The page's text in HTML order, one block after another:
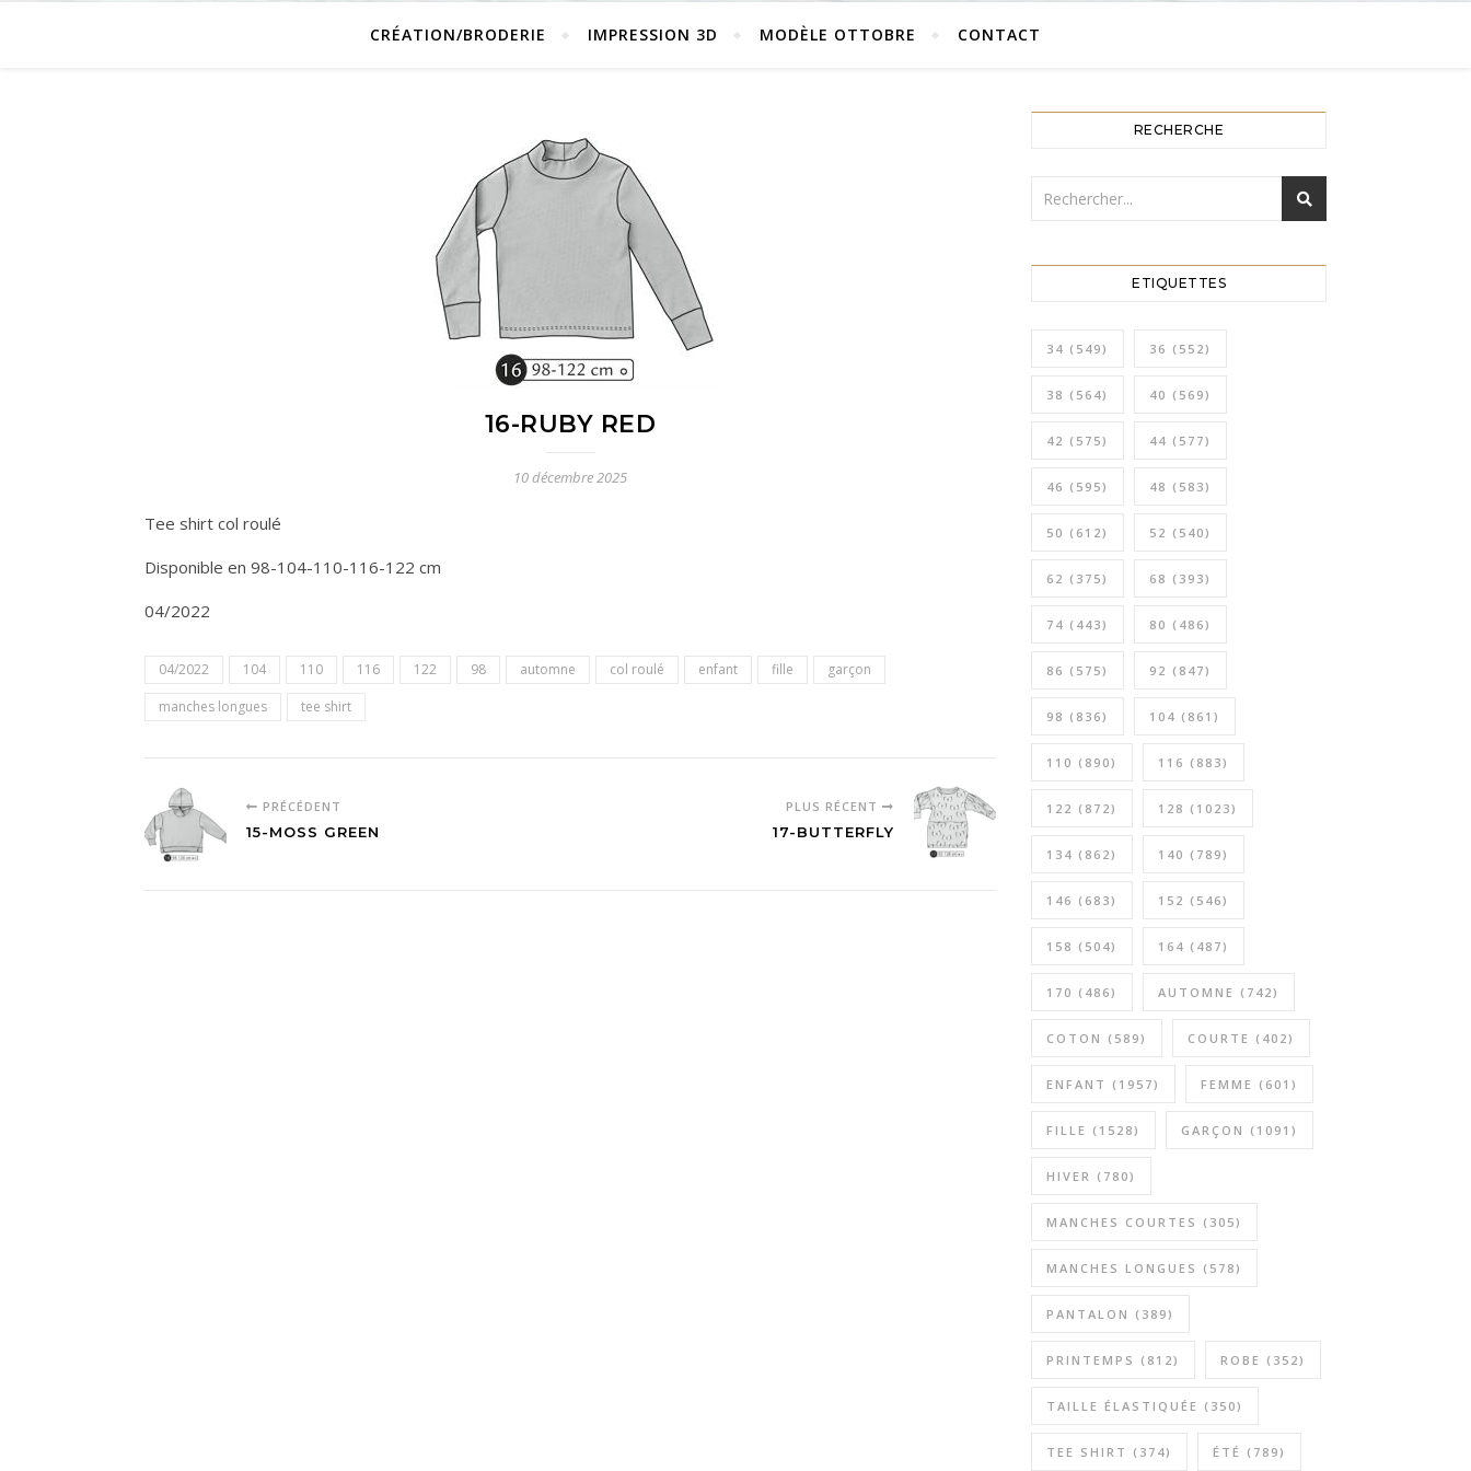
CRÉATION/BRODERIE IMPRESSION 3D MODÈLE OTTOBRE CONTACT
16-RUBY RED
10 décembre 2025
Tee shirt col roulé
Disponible en 98-104-110-116-122 cm
04/2022
04/2022 104 110 116 122 98 automne col roulé enfant fille
garçon
manches longues
tee shirt
PRÉCÉDENT
15-MOSS GREEN
PLUS RÉCENT
17-BUTTERFLY
RECHERCHE
ETIQUETTES
34 (549) 36 (552)
38 (564) 40 (569)
42 (575) 44 (577)
46 (595) 48 (583)
50 (612) 52 (540)
62 (375) 68 (393)
74 (443) 80 (486)
86 (575) 92 (847)
98 (836) 104 (861)
110 (890) 116 (883)
122 (872) 128 (1023)
134 (862) 140 (789)
146 (683) 152 (546)
158 (504) 164 (487)
170 (486) AUTOMNE (742)
COTON (589) COURTE (402)
ENFANT (1957) FEMME (601)
FILLE (1528) GARÇON (1091)
HIVER (780)
MANCHES COURTES (305)
MANCHES LONGUES (578)
PANTALON (389)
PRINTEMPS (812) ROBE (352)
TAILLE ÉLASTIQUÉE (350)
TEE SHIRT (374) ÉTÉ (789)